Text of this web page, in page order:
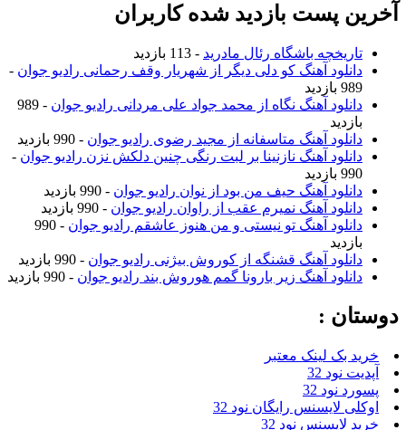
پست بازدید شده کاربران
تاریخچه باشگاه رئال مادرید- 113 بازدید
دانلود آهنگ کو دلی دیگر از شهریار وقف رحمانی رادیو جوان-
989 بازدید
دانلود آهنگ نگاه از محمد جواد علی مردانی رادیو جوان
- 989
بازدید
دانلود آهنگ متاسفانه از مجید رضوی رادیو جوان- 990 بازدید
دانلود آهنگ نازنینا بر لبت رنگی چنین دلکش نزن رادیو جوان-
990 بازدید
دانلود آهنگ حیف من بود از نوان رادیو جوان- 990 بازدید
دانلود آهنگ نمیرم عقب از راوان رادیو جوان- 990 بازدید
دانلود آهنگ تو نیستی و من هنوز عاشقم رادیو جوان
- 990
بازدید
دانلود آهنگ قشنگه از کوروش بیژنی رادیو جوان- 990 بازدید
دانلود آهنگ زیر بارونا گمم هوروش بند رادیو جوان- 990 بازدید
:
خرید بک لینک معتبر
آپدیت نود 32
پسورد نود 32
اوکلی لایسنس رایگان نود 32
خرید لایسنس نود 32